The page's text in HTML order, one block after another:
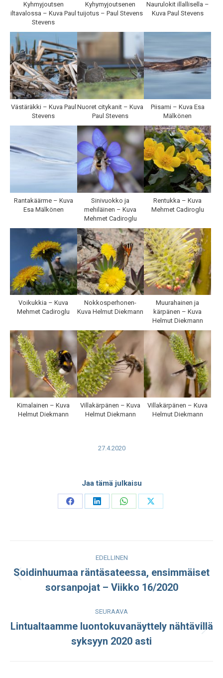
Kyhmyjoutsen
iltavalossa – Kuva Paul
Stevens
Kyhymyjoutsenen
tuijotus – Paul Stevens
Naurulokit illallisella –
Kuva Paul Stevens
Västäräkki – Kuva Paul
Stevens
Nuoret citykanit – Kuva
Paul Stevens
Piisami – Kuva Esa
Mälkönen
Rantakäärme – Kuva
Esa Mälkönen
Sinivuokko ja
mehiläinen – Kuva
Mehmet Cadiroglu
Rentukka – Kuva
Mehmet Cadiroglu
Voikukkia – Kuva
Mehmet Cadiroglu
Nokkosperhonen-
Kuva Helmut Diekmann
Muurahainen ja
kärpänen – Kuva
Helmut Diekmann
Kimalainen – Kuva
Helmut Diekmann
Villakärpänen – Kuva
Helmut Diekmann
Villakärpänen – Kuva
Helmut Diekmann
27.4.2020
Jaa tämä julkaisu
Share
Share
Share
Share
navigation
EDELLINEN
julkaisu:
Soidinhuumaa räntäsateessa, ensimmäiset
sorsanpojat – Viikko 16/2020
SEURAAVA
Seuraava
julkaisu:
Lintualtaamme luontokuvanäyttely nähtävillä
syksyyn 2020 asti